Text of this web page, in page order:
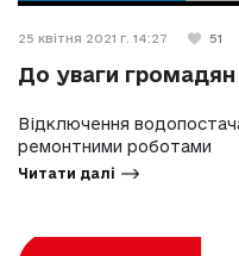
25 квітня 2021 г. 14:27 51
До уваги громадян
Відключення
ремонтними роботами
Читати далі